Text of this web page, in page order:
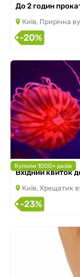
До 2 годин
Київ, Прирічна
-20%
Купили 1000+ разів
Вхідний квиток
Київ, Хрещатик
-23%